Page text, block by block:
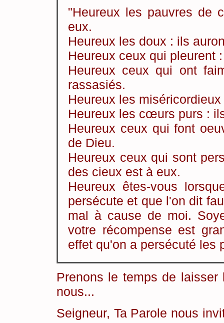
"Heureux les pauvres de
eux.
Heureux les doux : ils
Heureux ceux qui pleurent
Heureux ceux qui ont
rassasiés.
Heureux les
Heureux les cœurs purs :
Heureux ceux qui font
de Dieu.
Heureux ceux qui sont
des cieux est à eux.
Heureux êtes-vous
persécute et que l'on dit
mal à cause de moi.
votre récompense est
effet qu'on a persécuté les
Prenons le temps de
nous...
Seigneur, Ta Parole nous